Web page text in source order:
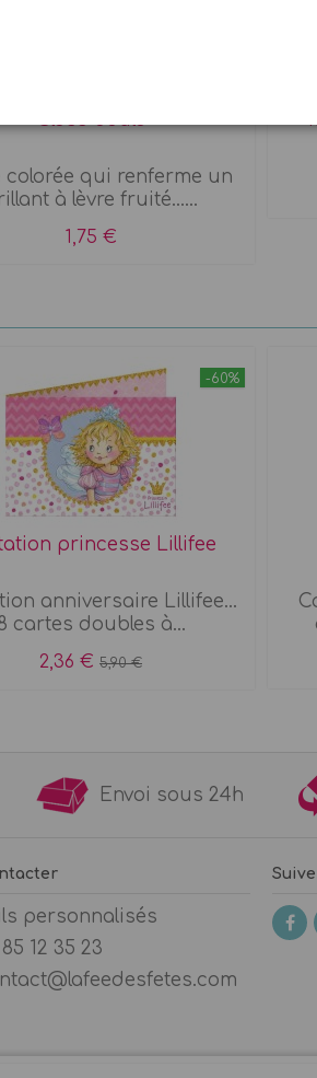
Gloss boule
colorée qui renferme un
à lèvre fruité......
1,75 €
-60%
princesse Lillifee
anniversaire Lillifee...
cartes doubles à...
2,36 € 5,90 €
Envoi sous 24h
personnalisés
12 35 23